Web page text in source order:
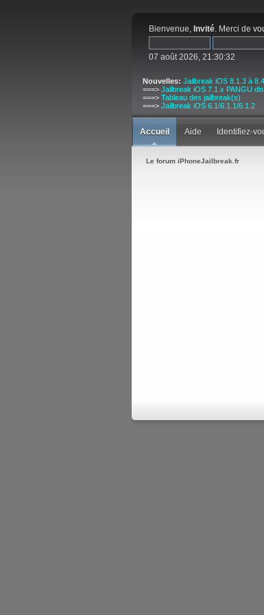
Bienvenue, Invité. Merci de
07 août 2026, 21:30:32
Nouvelles: Jailbreak iOS 8.1.3 à
===> Jailbreak iOS 7.1.x PANGU
===> Tableau des jailbreak(s)
===> Jailbreak iOS 6.1/6.1.1/6.1.2
Accueil Aide Identifiez-
Le forum iPhoneJailbreak.fr